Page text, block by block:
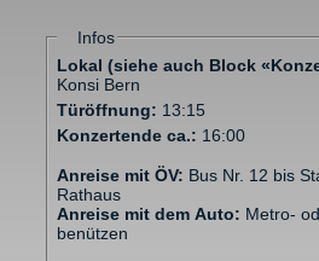
Infos
Lokal (siehe auch Block
Konsi Bern
Türöffnung: 13:15
Konzertende ca.: 16:00
Anreise mit ÖV: Bus Nr. 12 bis
Rathaus
Anreise mit dem Auto: Metro-
benützen